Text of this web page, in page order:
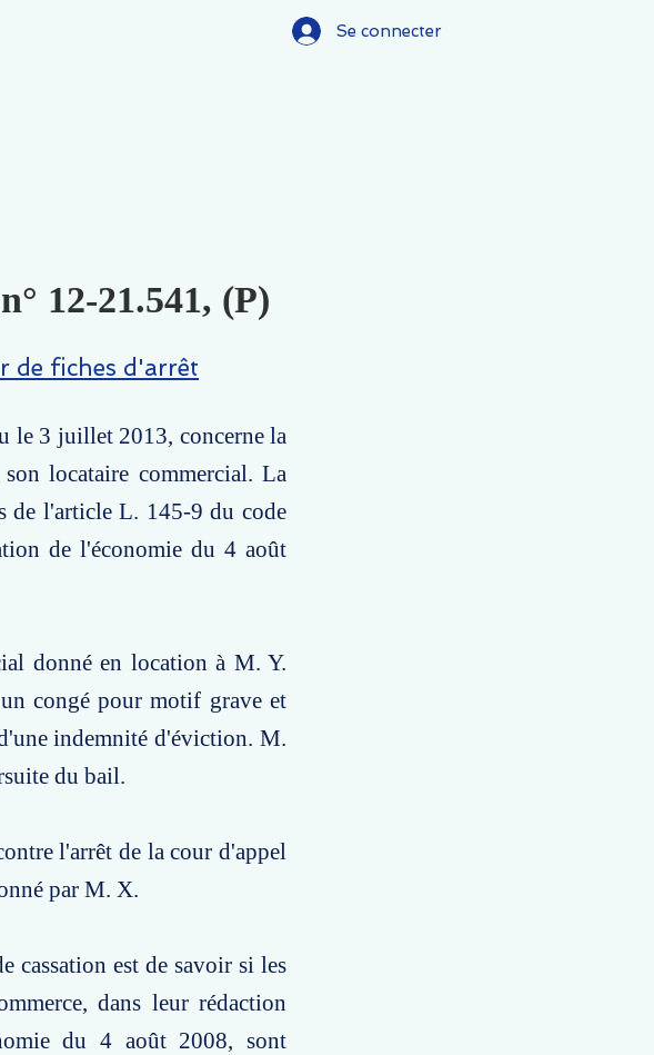
Se connecter
12-21.541, (P)
de fiches d'arrêt
le 3 juillet 2013, concerne la
locataire commercial. La
de l'article L. 145-9 du code
de l'économie du 4 août
donné en location à M. Y.
congé pour motif grave et
indemnité d'éviction. M.
du bail.
l'arrêt de la cour d'appel
par M. X.
cassation est de savoir si les
dans leur rédaction
du 4 août 2008, sont